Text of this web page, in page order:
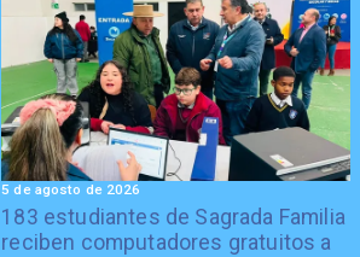
183 estudiantes de Sagrada Familia
reciben computadores gratuitos a
5 de agosto de 2026